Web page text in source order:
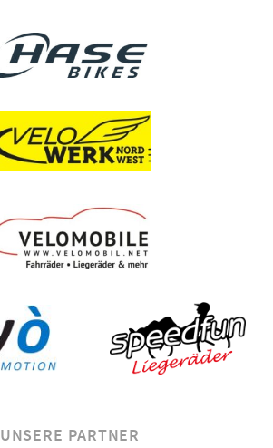
UNSERE PARTNER